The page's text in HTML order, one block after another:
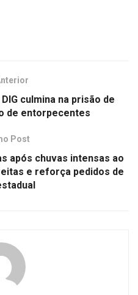
culmina na prisão de
de entorpecentes
Post
após chuvas intensas ao
e reforça pedidos de